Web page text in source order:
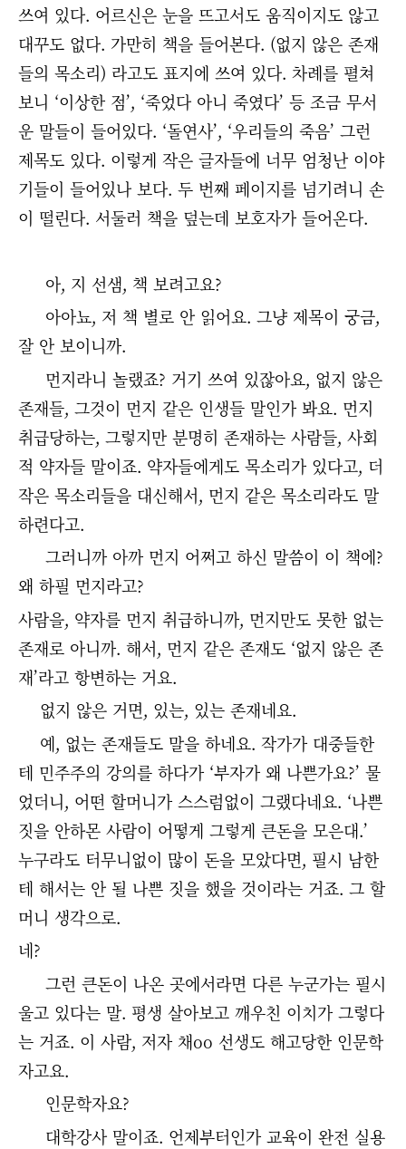
쓰여 있다. 어르신은 눈을 뜨고서도 움직이지도 않고
대꾸도 없다. 가만히 책을 들어본다. (없지 않은 존재
들의 목소리) 라고도 표지에 쓰여 있다. 차례를 펼쳐
보니 ‘이상한 점’, ‘죽었다 아니 죽였다’ 등 조금 무서
운 말들이 들어있다. ‘돌연사’, ‘우리들의 죽음’ 그런
제목도 있다. 이렇게 작은 글자들에 너무 엄청난 이야
기들이 들어있나 보다. 두 번째 페이지를 넘기려니 손
이 떨린다. 서둘러 책을 덮는데 보호자가 들어온다.
아, 지 선샘, 책 보려고요?
아아뇨, 저 책 별로 안 읽어요. 그냥 제목이 궁금,
잘 안 보이니까.
먼지라니 놀랬죠? 거기 쓰여 있잖아요, 없지 않은
존재들, 그것이 먼지 같은 인생들 말인가 봐요. 먼지
취급당하는, 그렇지만 분명히 존재하는 사람들, 사회
적 약자들 말이죠. 약자들에게도 목소리가 있다고, 더
작은 목소리들을 대신해서, 먼지 같은 목소리라도 말
하련다고.
그러니까 아까 먼지 어쩌고 하신 말씀이 이 책에?
왜 하필 먼지라고?
사람을, 약자를 먼지 취급하니까, 먼지만도 못한 없는
존재로 아니까. 해서, 먼지 같은 존재도 ‘없지 않은 존
재’라고 항변하는 거요.
없지 않은 거면, 있는, 있는 존재네요.
예, 없는 존재들도 말을 하네요. 작가가 대중들한
테 민주주의 강의를 하다가 ‘부자가 왜 나쁜가요?’ 물
었더니, 어떤 할머니가 스스럼없이 그랬다네요. ‘나쁜
짓을 안하몬 사람이 어떻게 그렇게 큰돈을 모은대.’
누구라도 터무니없이 많이 돈을 모았다면, 필시 남한
테 해서는 안 될 나쁜 짓을 했을 것이라는 거죠. 그 할
머니 생각으로.
네?
그런 큰돈이 나온 곳에서라면 다른 누군가는 필시
울고 있다는 말. 평생 살아보고 깨우친 이치가 그렇다
는 거죠. 이 사람, 저자 채oo 선생도 해고당한 인문학
자고요.
인문학자요?
대학강사 말이죠. 언제부터인가 교육이 완전 실용